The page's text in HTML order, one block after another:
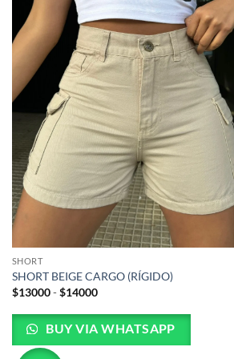
SHORT
SHORT BEIGE CARGO (RÍGIDO)
$13000-$14000Rango
precios:
desde
$13000
hasta
BUY VIA WHATSAPP